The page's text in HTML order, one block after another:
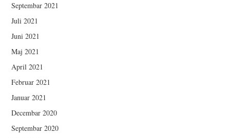
Septembar 2021
Juli 2021
Juni 2021
Maj 2021
April 2021
Februar 2021
Januar 2021
Decembar 2020
Septembar 2020